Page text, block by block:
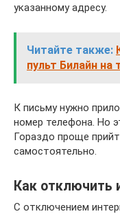
указанному адресу.
Читайте также:
пульт Билайн на
К письму нужно
номер телефона. Но
Гораздо проще
самостоятельно.
Как отключить
С отключением